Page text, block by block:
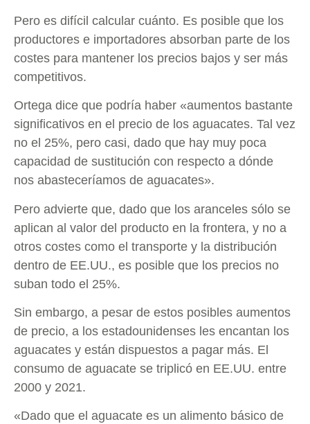
Pero es difícil calcular cuánto. Es posible que los
productores e importadores absorban parte de los
costes para mantener los precios bajos y ser más
competitivos.
Ortega dice que podría haber «aumentos bastante
significativos en el precio de los aguacates. Tal vez
no el 25%, pero casi, dado que hay muy poca
capacidad de sustitución con respecto a dónde
nos abasteceríamos de aguacates».
Pero advierte que, dado que los aranceles sólo se
aplican al valor del producto en la frontera, y no a
otros costes como el transporte y la distribución
dentro de EE.UU., es posible que los precios no
suban todo el 25%.
Sin embargo, a pesar de estos posibles aumentos
de precio, a los estadounidenses les encantan los
aguacates y están dispuestos a pagar más. El
consumo de aguacate se triplicó en EE.UU. entre
2000 y 2021.
«Dado que el aguacate es un alimento básico de